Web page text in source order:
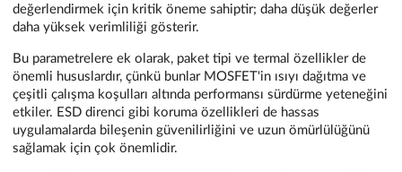
değerlendirmek için kritik öneme sahiptir; daha düşük değerler
daha yüksek verimliliği gösterir.
Bu parametrelere ek olarak, paket tipi ve termal özellikler de
önemli hususlardır, çünkü bunlar MOSFET'in ısıyı dağıtma ve
çeşitli çalışma koşulları altında performansı sürdürme yeteneğini
etkiler. ESD direnci gibi koruma özellikleri de hassas
uygulamalarda bileşenin güvenilirliğini ve uzun ömürlülüğünü
sağlamak için çok önemlidir.